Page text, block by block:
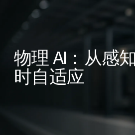
物理 AI：从感
时自适应
触控芯片加持，打
手
让机器拥有类人触觉，开启